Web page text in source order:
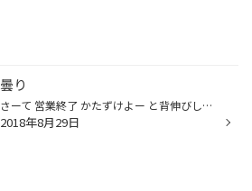
曇り
さーて 営業終了 かたずけよー と背伸びして空見た瞬間 なんだあれっ！？ 羽みたいな雲が・・・ 5分後には分解して消えちゃいました
2018年8月29日